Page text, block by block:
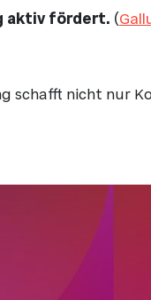
aktiv fördert. (G
schafft nicht nur